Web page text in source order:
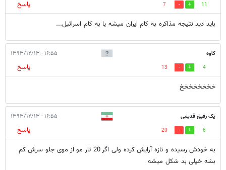
11
7
پاسخ
باید دید نتیجه مذاکره به کام ایران میشه یا به کام اسرائیل...
کاوه ۱۶:۵۵ - ۱۳۹۳/۱۲/۱۳
4
13
پاسخ
خخخخخخخخ
یک رفیق قدیمی ۱۶:۵۵ - ۱۳۹۳/۱۲/۱۳
6
20
پاسخ
به خودش رسیده و تازه آرایش کرده ولی اگر 20 تار مو از موی جلو سرش کم
بشه خیلی بد شکل میشه